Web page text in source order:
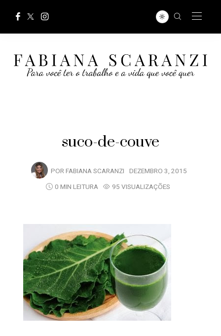
suco-de-couve
POR FABIANA SCARANZI DEZEMBRO 3, 2015
0 MIN LEITURA
95 VISUALIZAÇÕES